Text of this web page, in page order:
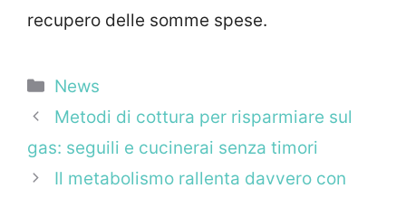
recupero delle somme spese.
Categorie
News
Metodi di cottura per risparmiare sul
gas: seguili e cucinerai senza timori
Il metabolismo rallenta davvero con